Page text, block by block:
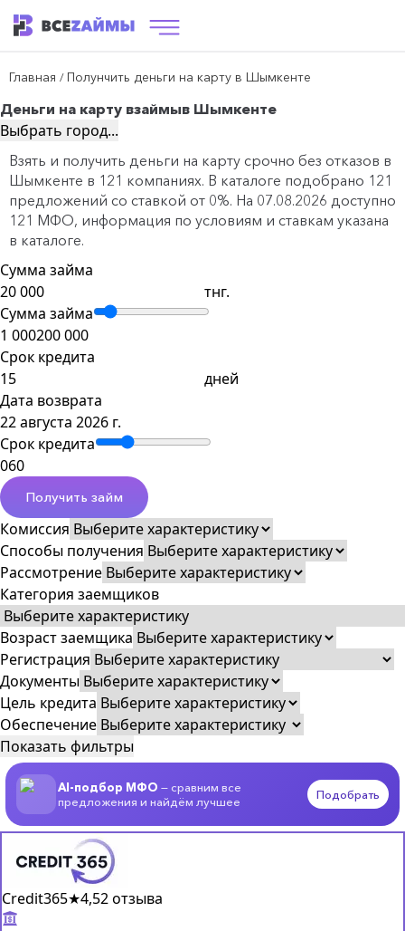
Главная / Полунчить деньги на карту в Шымкенте
Деньги на карту взаймыв Шымкенте
Выбрать город...
Взять и получить деньги на карту срочно без отказов в
Шымкенте в 121 компаниях. В каталоге подобрано 121
предложений со ставкой от 0%. На 07.08.2026 доступно
121 МФО, информация по условиям и ставкам указана
в каталоге.
Сумма займа
тнг.
Сумма займа
1 000200 000
Срок кредита
дней
Дата возврата
22 августа 2026 г.
Срок кредита
060
Получить займ
Комиссия
Способы получения
Рассмотрение
Категория заемщиков
Возраст заемщика
Регистрация
Документы
Цель кредита
Обеспечение
Показать фильтры
AI-подбор МФО — сравним все
предложения и найдём лучшее
Подобрать
Credit365★4,52 отзыва